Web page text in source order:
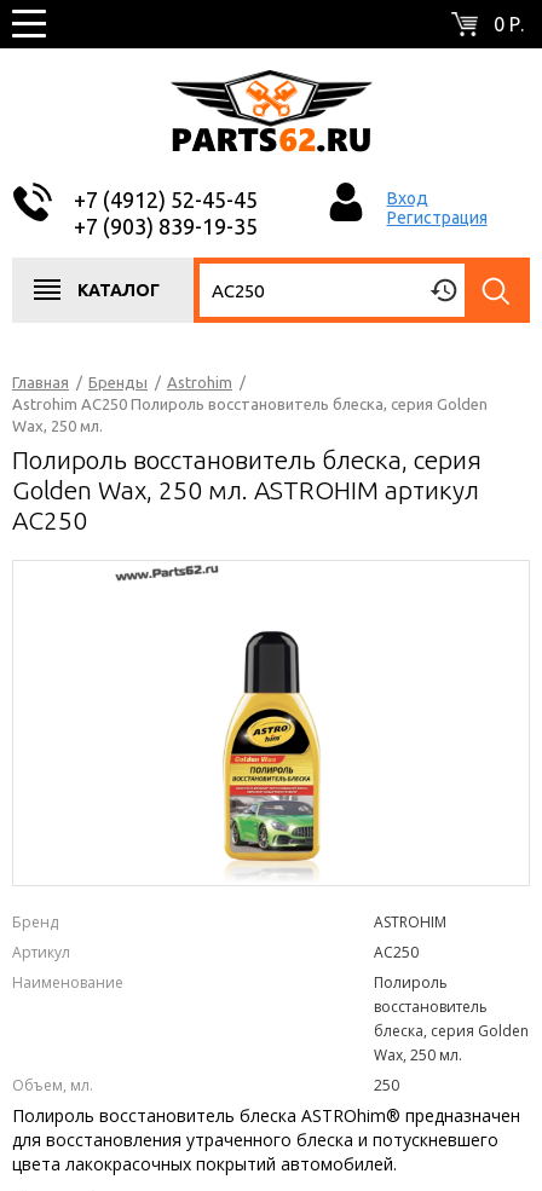
0 Р.
+7 (4912) 52-45-45
+7 (903) 839-19-35
Вход
Регистрация
КАТАЛОГ
Главная / Бренды / Astrohim /
Astrohim AC250 Полироль восстановитель блеска, серия Golden
Wax, 250 мл.
Полироль восстановитель блеска, серия
Golden Wax, 250 мл. ASTROHIM артикул
AC250
Бренд
ASTROHIM
Артикул
AC250
Наименование
Полироль
восстановитель
блеска, серия Golden
Wax, 250 мл.
Объем, мл.
250
Полироль восстановитель блеска ASTROhim® предназначен
для восстановления утраченного блеска и потускневшего
цвета лакокрасочных покрытий автомобилей.